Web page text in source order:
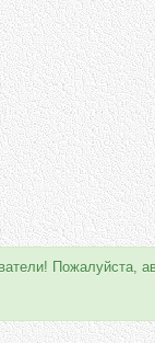
Пожалуйста,